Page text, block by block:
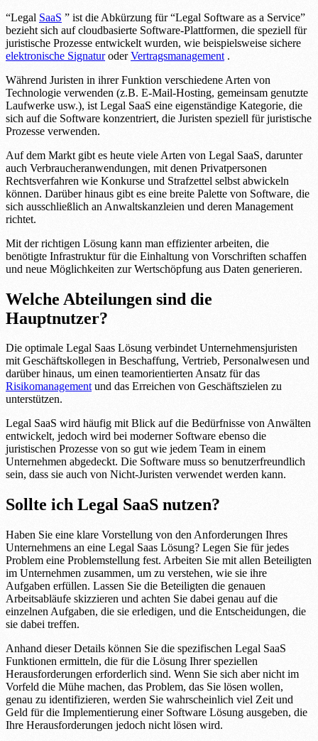
“Legal SaaS ” ist die Abkürzung für “Legal Software as a Service”
bezieht sich auf cloudbasierte Software-Plattformen, die speziell für
juristische Prozesse entwickelt wurden, wie beispielsweise sichere
elektronische SignaturoderVertragsmanagement .
Während Juristen in ihrer Funktion verschiedene Arten von
Technologie verwenden (z.B. E-Mail-Hosting, gemeinsam genutzte
Laufwerke usw.), ist Legal SaaS eine eigenständige Kategorie, die
sich auf die Software konzentriert, die Juristen speziell für juristische
Prozesse verwenden.
Auf dem Markt gibt es heute viele Arten von Legal SaaS, darunter
auch Verbraucheranwendungen, mit denen Privatpersonen
Rechtsverfahren wie Konkurse und Strafzettel selbst abwickeln
können. Darüber hinaus gibt es eine breite Palette von Software, die
sich ausschließlich an Anwaltskanzleien und deren Management
richtet.
Mit der richtigen Lösung kann man effizienter arbeiten, die
benötigte Infrastruktur für die Einhaltung von Vorschriften schaffen
und neue Möglichkeiten zur Wertschöpfung aus Daten generieren.
Welche Abteilungen sind die
Hauptnutzer?
Die optimale Legal Saas Lösung verbindet Unternehmensjuristen
mit Geschäftskollegen in Beschaffung, Vertrieb, Personalwesen und
darüber hinaus, um einen teamorientierten Ansatz für das
Risikomanagementund das Erreichen von Geschäftszielen zu
unterstützen.
Legal SaaS wird häufig mit Blick auf die Bedürfnisse von Anwälten
entwickelt, jedoch wird bei moderner Software ebenso die
juristischen Prozesse von so gut wie jedem Team in einem
Unternehmen abgedeckt. Die Software muss so benutzerfreundlich
sein, dass sie auch von Nicht-Juristen verwendet werden kann.
Sollte ich Legal SaaS nutzen?
Haben Sie eine klare Vorstellung von den Anforderungen Ihres
Unternehmens an eine Legal Saas Lösung? Legen Sie für jedes
Problem eine Problemstellung fest. Arbeiten Sie mit allen Beteiligten
im Unternehmen zusammen, um zu verstehen, wie sie ihre
Aufgaben erfüllen. Lassen Sie die Beteiligten die genauen
Arbeitsabläufe skizzieren und achten Sie dabei genau auf die
einzelnen Aufgaben, die sie erledigen, und die Entscheidungen, die
sie dabei treffen.
Anhand dieser Details können Sie die spezifischen Legal SaaS
Funktionen ermitteln, die für die Lösung Ihrer speziellen
Herausforderungen erforderlich sind. Wenn Sie sich aber nicht im
Vorfeld die Mühe machen, das Problem, das Sie lösen wollen,
genau zu identifizieren, werden Sie wahrscheinlich viel Zeit und
Geld für die Implementierung einer Software Lösung ausgeben, die
Ihre Herausforderungen jedoch nicht lösen wird.